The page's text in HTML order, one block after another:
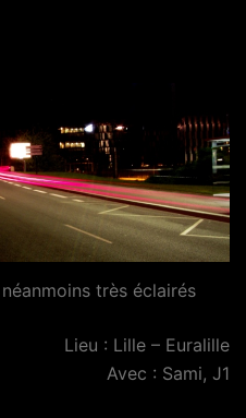
très éclairés
Lieu : Lille – Euralille
Avec : Sami, J1